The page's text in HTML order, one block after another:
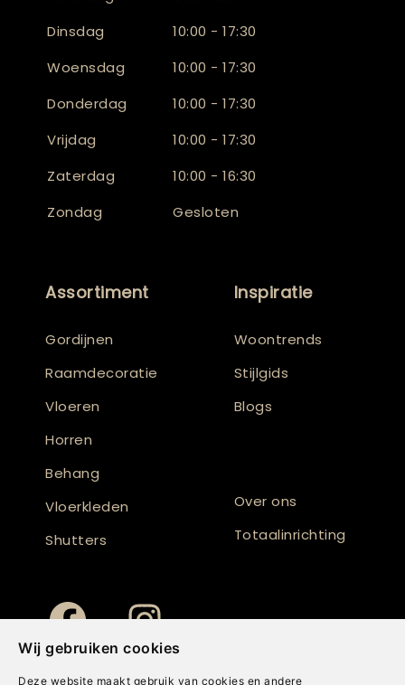
Wij gebruiken cookies
Deze website maakt gebruik van cookies en andere
Dinsdag
10:00 - 17:30
Woensdag
10:00 - 17:30
Donderdag
10:00 - 17:30
Vrijdag
10:00 - 17:30
Zaterdag
10:00 - 16:30
Zondag
Gesloten
Assortiment
Gordijnen
Raamdecoratie
Vloeren
Horren
Behang
Vloerkleden
Shutters
Inspiratie
Woontrends
Stijlgids
Blogs
Over ons
Totaalinrichting